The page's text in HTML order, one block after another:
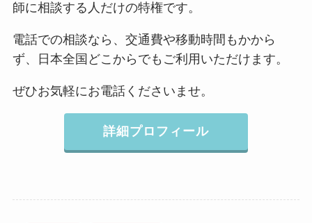
師に相談する人だけの特権です。
電話での相談なら、交通費や移動時間もかから
ず、日本全国どこからでもご利用いただけます。
ぜひお気軽にお電話くださいませ。
詳細プロフィール